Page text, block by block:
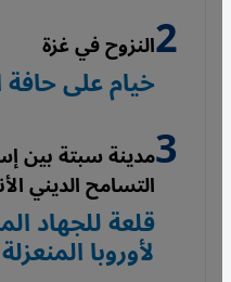
النزوح في غزة
خيام على
مدينة سبتة بين
التسامح الديني
قلعة للجهاد
لأوروبا